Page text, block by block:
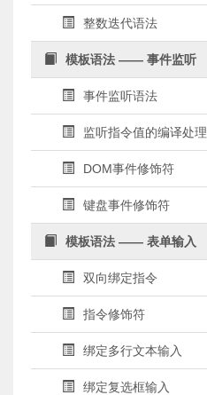
整数迭代语法
模板语法 —— 事件监听
事件监听语法
监听指令值的编译处理
DOM事件修饰符
键盘事件修饰符
模板语法 —— 表单输入
双向绑定指令
指令修饰符
绑定多行文本输入
绑定复选框输入